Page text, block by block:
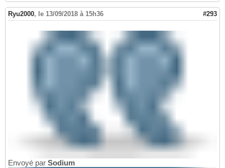
Ryu2000, le 13/09/2018 à 15h36 #293
Envoyé par Sodium